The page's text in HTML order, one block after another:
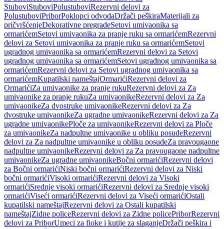
StuboviStuboviPolustuboviRezervni delovi za
PolustuboviPriborPoklopci odvodaDržači peškiraMaterijali za
pričvršćenjeDekorativne pregradeSetovi umivaonika sa
ormarićemSetovi umivaonika za pranje ruku sa ormarićemRezervni
delovi za Setovi umivaonika za pranje ruku sa ormarićemSetovi
ugradnog umivaonika sa ormarićemRezervni delovi za Setovi
ugradnog umivaonika sa ormarićemSetovi ugradnog umivaonika sa
ormarićemRezervni delovi za Setovi ugradnog umivaonika sa
ormarićemKupatilski nameštajOrmarićiRezervni delovi za
OrmarićiZa umivaonike za pranje rukuRezervni delovi za Za
umivaonike za pranje rukuZa umivaonikeRezervni delovi za Za
umivaonikeZa dvostruke umivaonikeRezervni delovi za Za
dvostruke umivaonikeZa ugradne umivaonikeRezervni delovi za Za
ugradne umivaonikePloče za umivaonikeRezervni delovi za Ploče
za umivaonikeZa nadpultne umivaonike u obliku posudeRezervni
delovi za Za nadpultne umivaonike u obliku posudeZa pravougaone
nadpultne umivaonikeRezervni delovi za Za pravougaone nadpultne
umivaonikeZa ugradne umivaonikeBočni ormarićiRezervni delovi
za Bočni ormarićiNiski bočni ormarićiRezervni delovi za Niski
bočni ormarićiVisoki ormarićiRezervni delovi za Visoki
ormarićiSrednje visoki ormarićiRezervni delovi za Srednje visoki
ormarićiViseći ormarićiRezervni delovi za Viseći ormarićiOstali
kupatilski nameštajRezervni delovi za Ostali kupatilski
nameštajZidne policeRezervni delovi za Zidne policePriborRezervni
delovi za PriborUmeci za fioke i kutije za slaganjeDržači peškira i